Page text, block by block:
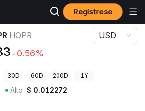
Regístrese
Precio de HOPR HOPR
HOPR
-0.56%
USD
30D 60D 200D 1Y
Alto $ 0.012272